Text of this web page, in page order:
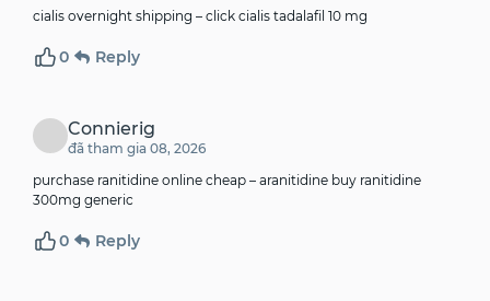
cialis overnight shipping – click cialis tadalafil 10 mg
0 Reply
Connierig
đã tham gia 08, 2026
purchase ranitidine online cheap – aranitidine buy ranitidine
300mg generic
0 Reply